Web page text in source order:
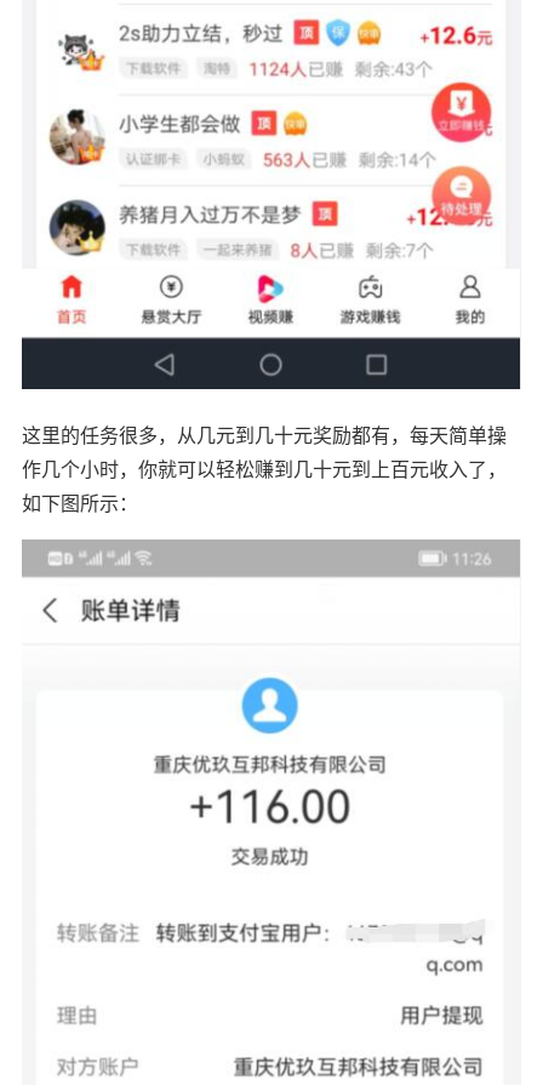
这里的任务很多，从几元到几十元奖励都有，每天简单操
作几个小时，你就可以轻松赚到几十元到上百元收入了，
如下图所示：